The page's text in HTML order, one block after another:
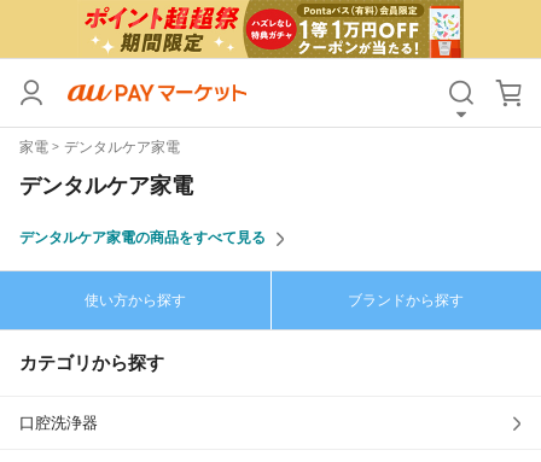
家電 デンタルケア家電
デンタルケア家電
デンタルケア家電の商品をすべて見る
使い方から探す ブランドから探す
カテゴリから探す
口腔洗浄器
カテゴリ すべて
価格
Pontaパス特典対象すべて
サンキュー配送対象